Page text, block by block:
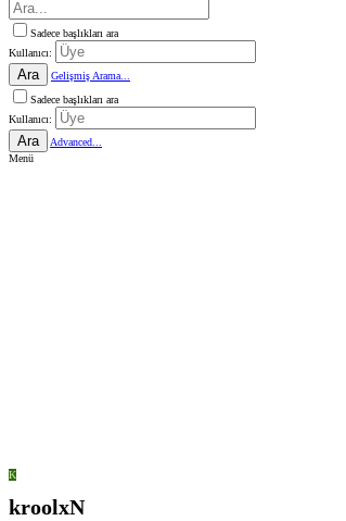
Sadece başlıkları ara
Kullanıcı:
Ara
Gelişmiş Arama...
Sadece başlıkları ara
Kullanıcı:
Ara
Advanced...
Menü
K
kroolxN